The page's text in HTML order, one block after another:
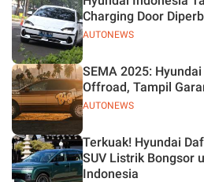
AUTONEWS
Charging Door
AUTONEWS
SEMA 2025:
Offroad, Tampil
Terkuak! Hyundai
SUV Listrik Bongsor
Indonesia